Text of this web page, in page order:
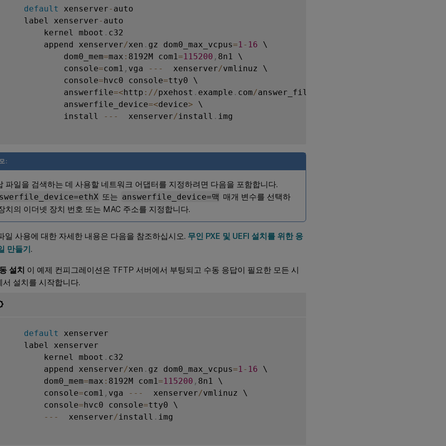
default xenserver - auto
label xenserver
- auto
kernel mboot
. c32
append xenserver
/xen . gz dom0_max_vcpus=1 - 16 \
dom0_mem
=max : 8192M com1 =115200 , 8n1 \
console
=com1 , vga -- -
  xenserver
/vmlinuz \
console
=hvc0 console=tty0 \
answerfile
=<http : / /pxehost . example . com/answer_file
answerfile_device
=<device> \
install
-- -
  xenserver
/ install . img
:
파일을 검색하는 데 사용할 네트워크 어댑터를 지정하려면 다음을 포함합니다.
또는 answerfile_device=맥 매개 변수를 선택하
치의 이더넷 장치 번호 또는 MAC 주소를 지정합니다.
일 사용에 대한 자세한 내용은 다음을 참조하십시오. 무인 PXE 및 UEFI 설치를 위한 응
만들기.
설치 이 예제 컨피그레이션은 TFTP 서버에서 부팅되고 수동 응답이 필요한 모든 시
서 설치를 시작합니다.
default
xenserver
label xenserver
kernel mboot
. c32
append xenserver
/xen . gz dom0_max_vcpus=1 - 16 \
dom0_mem
=max : 8192M com1 =115200 , 8n1 \
console
=com1 , vga -- -
  xenserver
/vmlinuz \
console
=hvc0 console=tty0 \
-- -
  xenserver
/ install . img